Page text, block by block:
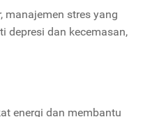
manajemen stres yang
depresi dan kecemasan,
energi dan membantu